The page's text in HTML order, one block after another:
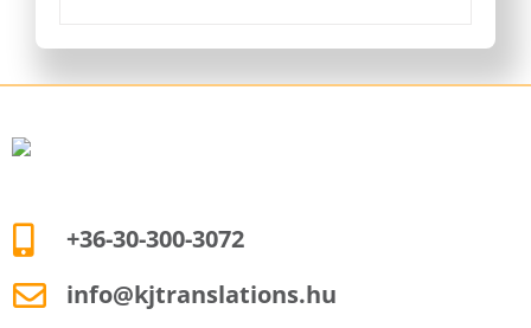
+36-30-300-3072
info@kjtranslations.hu